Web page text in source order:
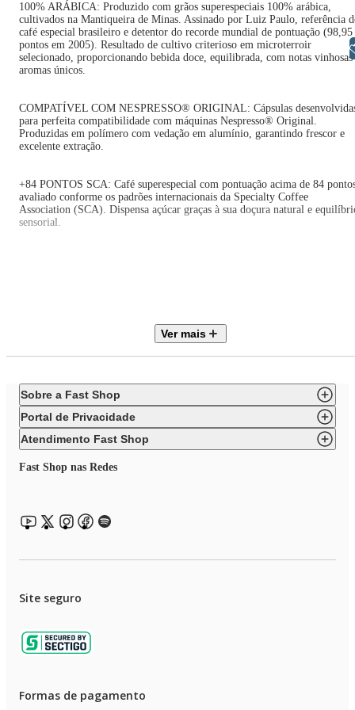
100% ARÁBICA: Produzido com grãos superespeciais 100% arábica,
cultivados na Mantiqueira de Minas. Assinado por Luiz Paulo, referência
café especial brasileiro e detentor do recorde mundial de pontuação (98,95
pontos em 2005). Resultado de cultivo criterioso em microterroir
selecionado, proporcionando bebida doce, equilibrada, com notas vinhosas
aromas únicos.
COMPATÍVEL COM NESPRESSO® ORIGINAL: Cápsulas
para perfeita compatibilidade com máquinas Nespresso® Original.
Produzidas em polímero com vedação em alumínio, garantindo frescor e
excelente extração.
+84 PONTOS SCA: Café superespecial com pontuação acima de 84
avaliado conforme os padrões internacionais da Specialty Coffee
Association (SCA). Dispensa açúcar graças à sua doçura natural e
sensorial.
Ver mais
Sobre a Fast Shop
Portal de Privacidade
Atendimento Fast Shop
Fast Shop nas Redes
Site seguro
Formas de pagamento
Libras